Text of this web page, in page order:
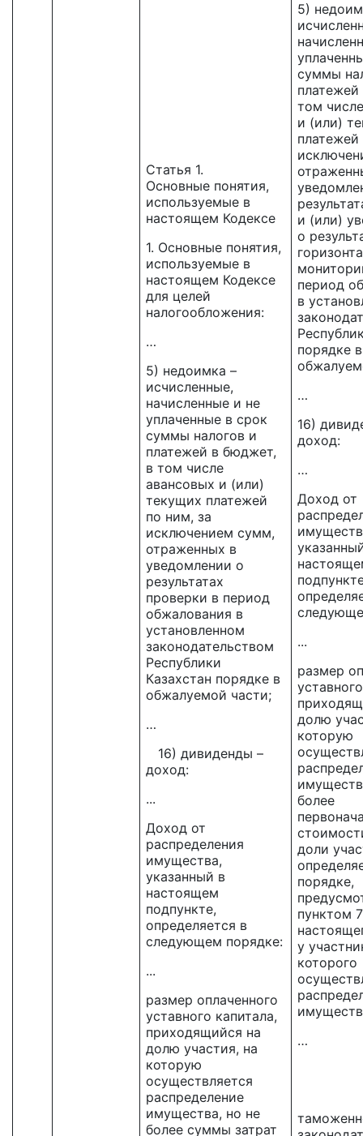
Статья 1.
Основные понятия,
используемые в
настоящем Кодексе
1. Основные понятия,
используемые в
настоящем Кодексе
для целей
налогообложения:
…
5) недоимка –
исчисленные,
начисленные и не
уплаченные в срок
суммы налогов и
платежей в бюджет,
в том числе
авансовых и (или)
текущих платежей
по ним, за
исключением сумм,
отраженных в
уведомлении о
результатах
проверки в период
обжалования в
установленном
законодательством
Республики
Казахстан порядке в
обжалуемой части;
…
16) дивиденды –
доход:
...
Доход от
распределения
имущества,
указанный в
настоящем
подпункте,
определяется в
следующем порядке:
...
размер оплаченного
уставного капитала,
приходящийся на
долю участия, на
которую
осуществляется
распределение
имущества, но не
более суммы затрат
5)
суммы
том
и (или)
и (или)
о
период
в
порядке в
…
16)
доход:
…
Доход от
...
размер
долю
которую
более
доли
порядке,
пунктом
у
которого
…